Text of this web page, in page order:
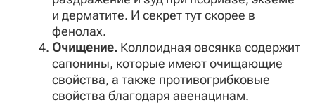
и дерматите. И секрет тут скорее в
фенолах.
Очищение. Коллоидная овсянка содержит
сапонины, которые имеют очищающие
свойства, а также противогрибковые
свойства благодаря авенацинам.